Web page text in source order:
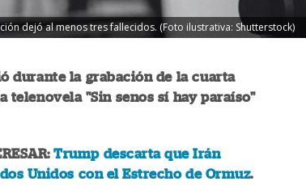
dejó al menos tres fallecidos. (Foto ilustrativa: Shutterstock)
durante la grabación de la cuarta
telenovela "Sin senos sí hay paraíso"
Trump descarta que Irán
Unidos con el Estrecho de Ormuz.